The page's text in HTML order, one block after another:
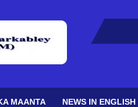
MAANTA NEWS IN ENGLISH